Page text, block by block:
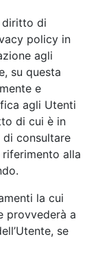
diritto di
policy in
agli
su questa
e
agli Utenti
di cui è in
di consultare
alla
la cui
provvederà a
se